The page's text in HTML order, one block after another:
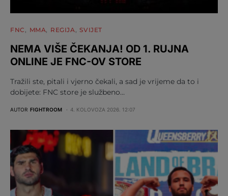
FNC MMA REGIJA SVIJET
NEMA VIŠE ČEKANJA! OD 1. RUJNA
ONLINE JE FNC-OV STORE
Tražili ste, pitali i vjerno čekali, a sad je vrijeme da to i
dobijete: FNC store je službeno…
AUTOR FIGHTROOM 4. KOLOVOZA 2026. 12:07